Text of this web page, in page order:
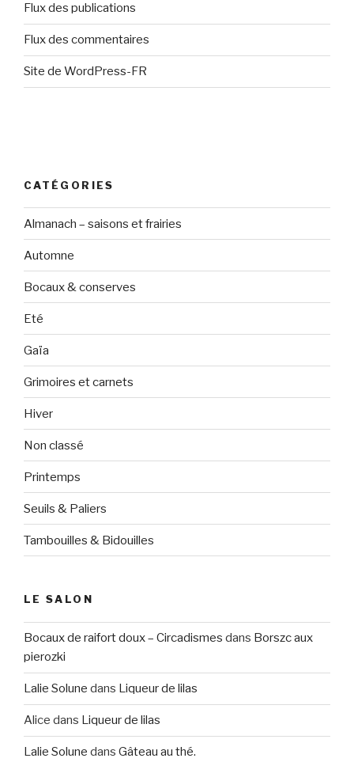
Flux des publications
Flux des commentaires
Site de WordPress-FR
CATÉGORIES
Almanach – saisons et frairies
Automne
Bocaux & conserves
Eté
Gaïa
Grimoires et carnets
Hiver
Non classé
Printemps
Seuils & Paliers
Tambouilles & Bidouilles
LE SALON
Bocaux de raifort doux – Circadismes dans Borszc aux
pierozki
Lalie Solune dans Liqueur de lilas
Alice dans Liqueur de lilas
Lalie Solune dans Gâteau au thé.